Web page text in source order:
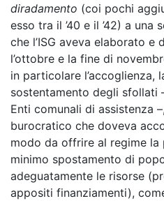
diradamento (coi pochi
esso tra il ’40 e il ’42) a una
che l’ISG aveva elaborato
l’ottobre e la fine di
in particolare l’accoglienza,
sostentamento degli sfollati
Enti comunali di assistenza
burocratico che doveva
modo da offrire al regime
minimo spostamento di
adeguatamente le risorse
appositi finanziamenti),